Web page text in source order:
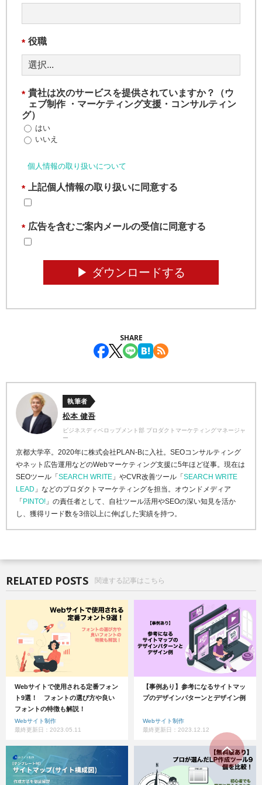
* 役職
* 貴社は次のサービスを提供されていますか？（ウ
ェブ制作 ・マーケティング支援・コンサルティン
グ）
はい
いいえ
個人情報の取り扱いについて
* 上記個人情報の取り扱いに同意する
* 広告を含むご案内メールの受信に同意する
▶︎ ダウンロードする
SHARE
執筆者
松本 健吾
ビジネスディベロップメント部 プロダクトマーケティングマネージャ
ー
京都大学卒。2020年に株式会社PLAN-Bに入社。SEOコンサルティング
やネット広告運用などのWebマーケティング支援に5年ほど従事。現在は
SEOツール「 SEARCH WRITE 」やCVR改善ツール「 SEARCH WRITE
LEAD 」などのプロダクトマーケティングを担当。オウンドメディア
「 PINTO! 」の責任者として、自社ツール活用やSEOの深い知見を活か
し、獲得リード数を3倍以上に伸ばした実績を持つ。
RELATED POSTS 関連する記事はこちら
Webサイトで使用される定番フォン
ト9選！ フォントの選び方や良い
フォントの特徴も解説！
Webサイト制作
最終更新日：2023.05.11
【事例あり】参考になるサイトマッ
プのデザインパターンとデザイン例
Webサイト制作
最終更新日：2023.12.12